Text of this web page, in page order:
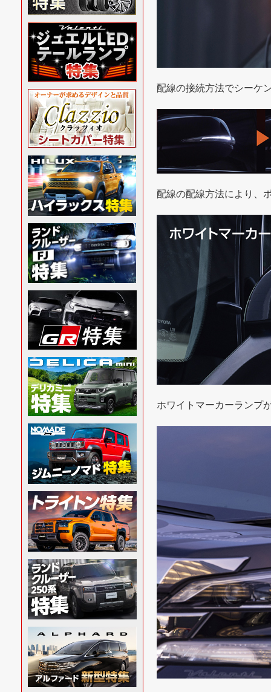
配線の接続方法でシーケ
配線の配線方法により、
ホワイトマーカーランプ